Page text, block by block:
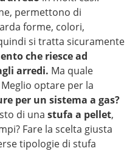
permettono di
forme, colori,
si tratta sicuramente
che riesce ad
arredi. Ma quale
optare per la
per un sistema a gas?
di una stufa a pellet,
Fare la scelta giusta
tipologie di stufa